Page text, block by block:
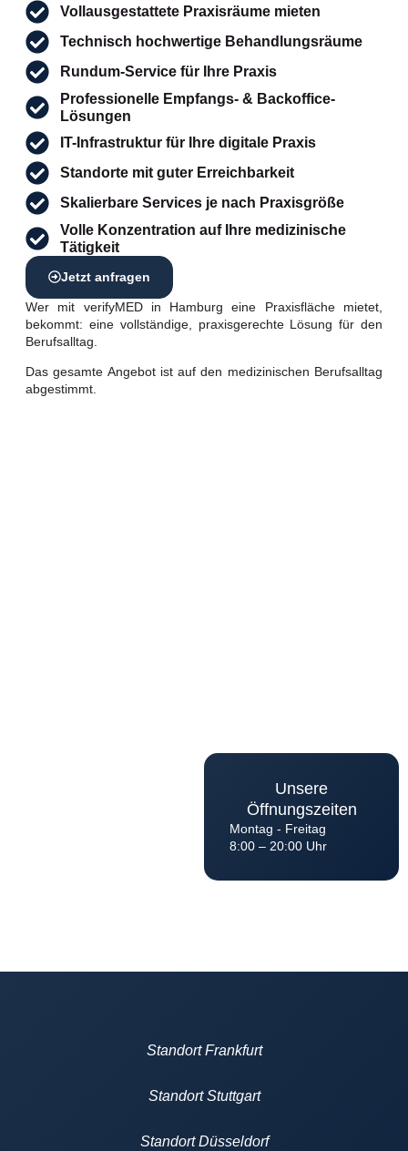
Vollausgestattete Praxisräume mieten
Technisch hochwertige Behandlungsräume
Rundum-Service für Ihre Praxis
Professionelle Empfangs- & Backoffice-
Lösungen
IT-Infrastruktur für Ihre digitale Praxis
Standorte mit guter Erreichbarkeit
Skalierbare Services je nach Praxisgröße
Volle Konzentration auf Ihre medizinische
Tätigkeit
Jetzt anfragen
Wer mit verifyMED in Hamburg eine Praxisfläche mietet,
bekommt: eine vollständige, praxisgerechte Lösung für den
Berufsalltag.
Das gesamte Angebot ist auf den medizinischen Berufsalltag
abgestimmt.
Unsere
Öffnungszeiten
Montag - Freitag
8:00 – 20:00 Uhr
Standort Frankfurt
Standort Stuttgart
Standort Düsseldorf